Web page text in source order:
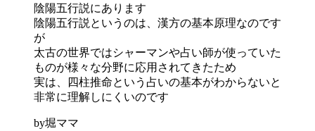
陰陽五行説にあります
陰陽五行説というのは、漢方の基本原理なのです
が
太古の世界ではシャーマンや占い師が使っていた
ものが様々な分野に応用されてきたため
実は、四柱推命という占いの基本がわからないと
非常に理解しにくいのです
by堀ママ